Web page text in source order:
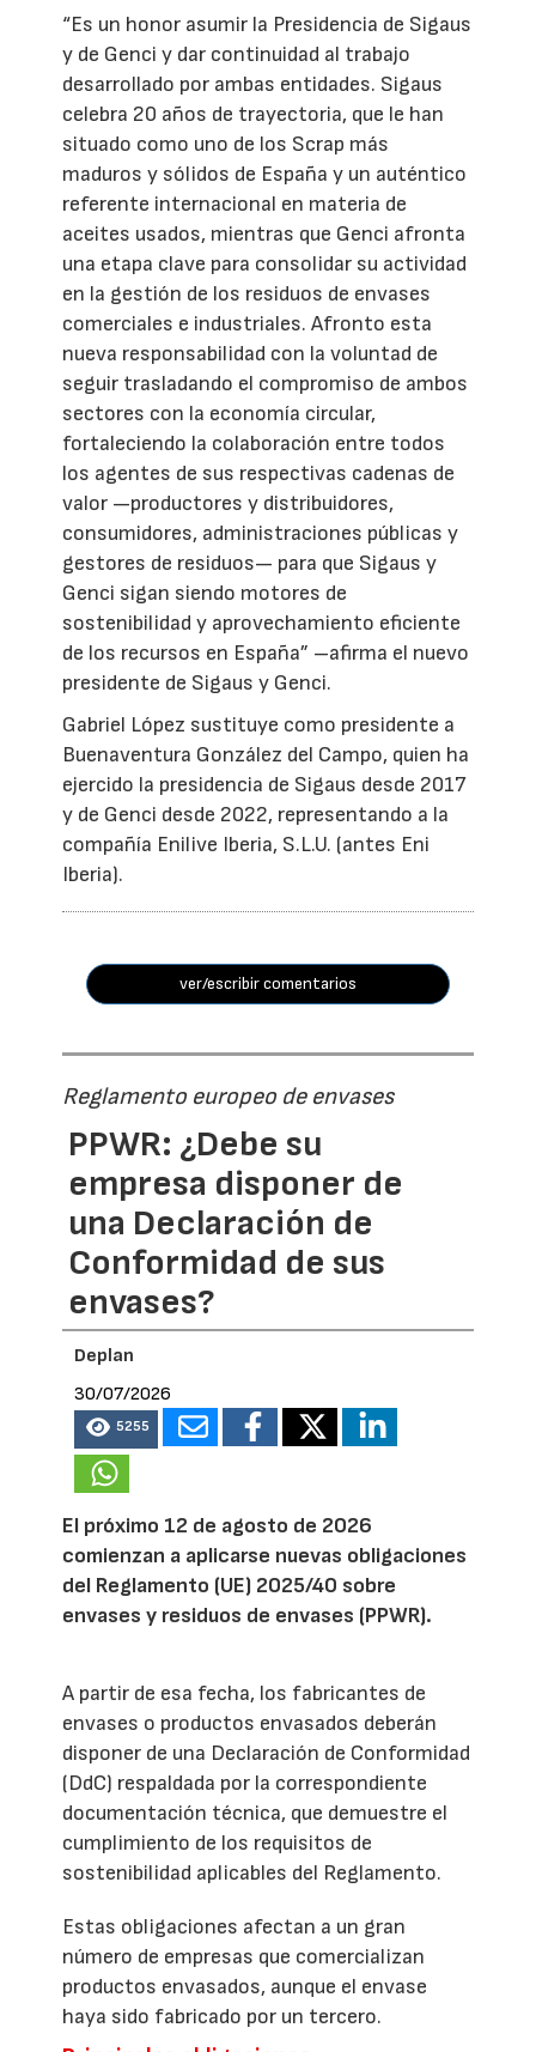
“Es un honor asumir la Presidencia de Sigaus
y de Genci y dar continuidad al trabajo
desarrollado por ambas entidades. Sigaus
celebra 20 años de trayectoria, que le han
situado como uno de los Scrap más
maduros y sólidos de España y un auténtico
referente internacional en materia de
aceites usados, mientras que Genci afronta
una etapa clave para consolidar su actividad
en la gestión de los residuos de envases
comerciales e industriales. Afronto esta
nueva responsabilidad con la voluntad de
seguir trasladando el compromiso de ambos
sectores con la economía circular,
fortaleciendo la colaboración entre todos
los agentes de sus respectivas cadenas de
valor —productores y distribuidores,
consumidores, administraciones públicas y
gestores de residuos— para que Sigaus y
Genci sigan siendo motores de
sostenibilidad y aprovechamiento eficiente
de los recursos en España” –afirma el nuevo
presidente de Sigaus y Genci.
Gabriel López sustituye como presidente a
Buenaventura González del Campo, quien ha
ejercido la presidencia de Sigaus desde 2017
y de Genci desde 2022, representando a la
compañía Enilive Iberia, S.L.U. (antes Eni
Iberia).
ver/escribir comentarios
Reglamento europeo de envases
PPWR: ¿Debe su
empresa disponer de
una Declaración de
Conformidad de sus
envases?
Deplan
30/07/2026
5255
El próximo 12 de agosto de 2026
comienzan a aplicarse nuevas obligaciones
del Reglamento (UE) 2025/40 sobre
envases y residuos de envases (PPWR).
A partir de esa fecha, los fabricantes de
envases o productos envasados deberán
disponer de una Declaración de Conformidad
(DdC) respaldada por la correspondiente
documentación técnica, que demuestre el
cumplimiento de los requisitos de
sostenibilidad aplicables del Reglamento.
Estas obligaciones afectan a un gran
número de empresas que comercializan
productos envasados, aunque el envase
haya sido fabricado por un tercero.